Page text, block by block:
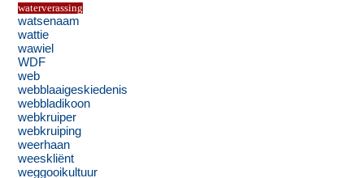
waterverassing
watsenaam
wattie
wawiel
WDF
web
webblaaigeskiedenis
webbladikoon
webkruiper
webkruiping
weerhaan
weeskliënt
weggooikultuur